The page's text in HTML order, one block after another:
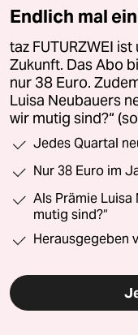
Endlich mal
taz FUTURZWEI
Zukunft. Das Abo
nur 38 Euro.
Luisa Neubauers
wir mutig sind?“
Jedes Quartal
Nur 38 Euro im
Als Prämie Luisa
mutig sind?“
Herausgegeben